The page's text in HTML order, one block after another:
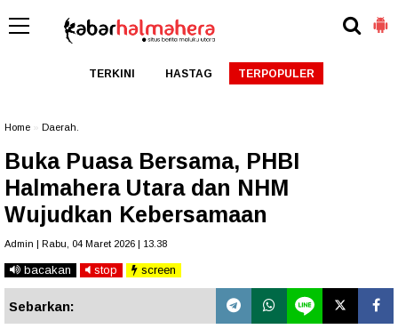
TERKINI HASTAG TERPOPULER
Home Daerah.
Buka Puasa Bersama, PHBI
Halmahera Utara dan NHM
Wujudkan Kebersamaan
Admin | Rabu, 04 Maret 2026 | 13.38
bacakan stop screen
Sebarkan: